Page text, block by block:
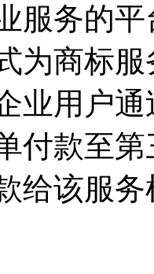
服务的
为商标
业用户
付款至
给该服